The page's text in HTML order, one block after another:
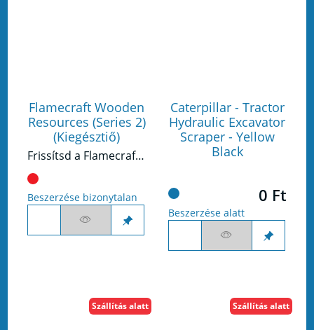
Flamecraft Wooden
Resources (Series 2)
(Kiegésztiő)
Frissítsd a Flamecraft játékodat ezekkel a deluxe fából készült nyersanyagokkal - 2. kiadás!
Beszerzése bizonytalan
Caterpillar - Tractor
Hydraulic Excavator
Scraper - Yellow
Black
0 Ft
Beszerzése alatt
Szállítás alatt Szállítás alatt